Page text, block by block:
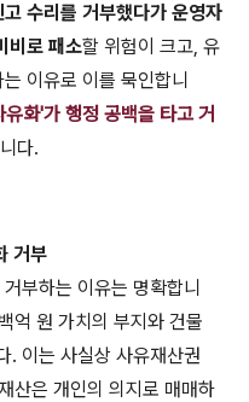
고 수리를 거부했다가 운영자
비로 패소할 위험이 크고, 유
이유로 이를 묵인합니
화'가 행정 공백을 타고 거
다.
거부
부하는 이유는 명확합니
억 원 가치의 부지와 건물
. 이는 사실상 사유재산권
산은 개인의 의지로 매매하